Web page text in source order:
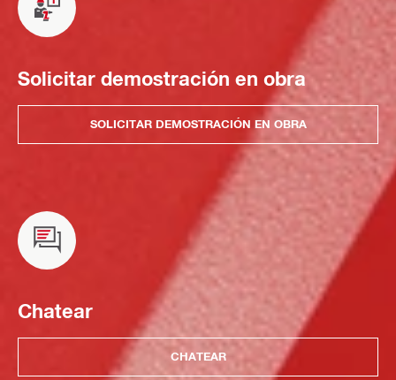
Solicitar demostración en obra
SOLICITAR DEMOSTRACIÓN EN OBRA
Chatear
CHATEAR